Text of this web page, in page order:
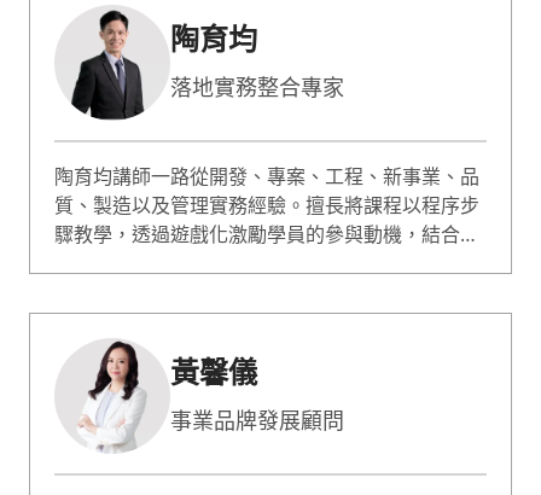
陶育均
落地實務整合專家
陶育均講師一路從開發、專案、工程、新事業、品
質、製造以及管理實務經驗。擅長將課程以程序步
驟教學，透過遊戲化激勵學員的參與動機，結合情
習成效即刻有感。教授PDCA高效工作、流程改
善、問題解決、設計思考、專案管理...等議題
黃馨儀
事業品牌發展顧問